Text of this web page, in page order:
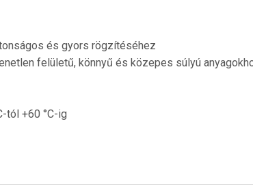
és gyors rögzítéséhez
felületű, könnyű és közepes súlyú
tól +60 °C-ig